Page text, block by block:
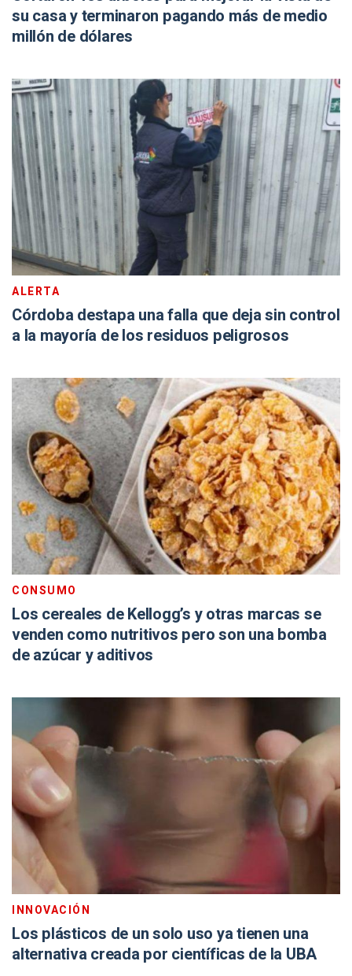
su casa y terminaron pagando más de medio
millón de dólares
ALERTA
Córdoba destapa una falla que deja sin control
a la mayoría de los residuos peligrosos
CONSUMO
Los cereales de Kellogg’s y otras marcas se
venden como nutritivos pero son una bomba
de azúcar y aditivos
INNOVACIÓN
Los plásticos de un solo uso ya tienen una
alternativa creada por científicas de la UBA